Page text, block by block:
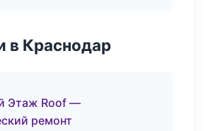
в Краснодар
Этаж Roof —
ремонт